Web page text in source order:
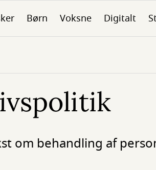
Børn Voksne Digitalt
om behandling af